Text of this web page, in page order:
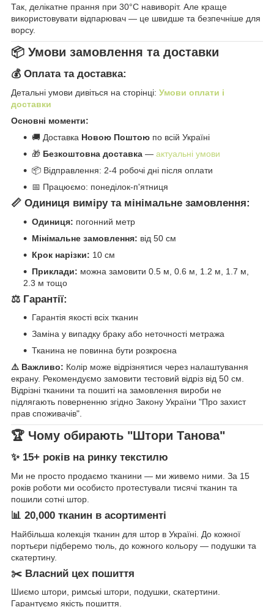
Так, делікатне прання при 30°C навиворіт. Але краще
використовувати відпарювач — це швидше та безпечніше для
ворсу.
📦 Умови замовлення та доставки
💰 Оплата та доставка:
Детальні умови дивіться на сторінці: Умови оплати і
доставки
Основні моменти:
🚚 Доставка Новою Поштою по всій Україні
🎁 Безкоштовна доставка — актуальні умови
📦 Відправлення: 2-4 робочі дні після оплати
📅 Працюємо: понеділок-п'ятниця
📏 Одиниця виміру та мінімальне замовлення:
Одиниця: погонний метр
Мінімальне замовлення: від 50 см
Крок нарізки: 10 см
Приклади: можна замовити 0.5 м, 0.6 м, 1.2 м, 1.7 м,
2.3 м тощо
⚖️ Гарантії:
Гарантія якості всіх тканин
Заміна у випадку браку або неточності метража
Тканина не повинна бути розкроєна
⚠️ Важливо: Колір може відрізнятися через налаштування
екрану. Рекомендуємо замовити тестовий відріз від 50 см.
Відрізні тканини та пошиті на замовлення вироби не
підлягають поверненню згідно Закону України "Про захист
прав споживачів".
🏆 Чому обирають "Штори Танова"
✨ 15+ років на ринку текстилю
Ми не просто продаємо тканини — ми живемо ними. За 15
років роботи ми особисто протестували тисячі тканин та
пошили сотні штор.
📊 20,000 тканин в асортименті
Найбільша колекція тканин для штор в Україні. До кожної
портьєри підберемо тюль, до кожного кольору — подушки та
скатертину.
✂️ Власний цех пошиття
Шиємо штори, римські штори, подушки, скатертини.
Гарантуємо якість пошиття.